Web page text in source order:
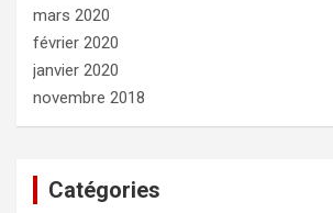
mars 2020
février 2020
janvier 2020
novembre 2018
Catégories